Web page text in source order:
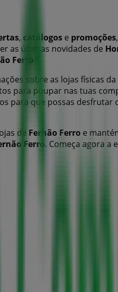
, catálogos e promoções
as últimas novidades de
Ferro
sobre as lojas físicas
para poupar nas tuas
para que possas
de Fernão Ferro e
Ferro. Começa agora a